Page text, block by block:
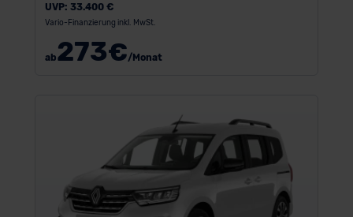
UVP: 33.400 €
Vario-Finanzierung inkl. MwSt.
ab273€/Monat